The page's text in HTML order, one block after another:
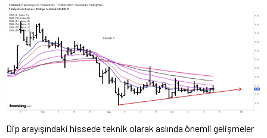
Dip arayışındaki hissede teknik olarak aslında önemli gelişmeler